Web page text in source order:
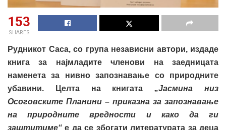
153
SHARES
Рудникот Саса, со група независни автори, издаде
книга за најмладите членови на заедницата
наменета за нивно запознавање со природните
убавини. Целта на книгата„Јасмина низ
Осоговските Планини – приказна за запознавање
на природните вредности и како да ги
заштитиме“ е да се збогати литературата за деца